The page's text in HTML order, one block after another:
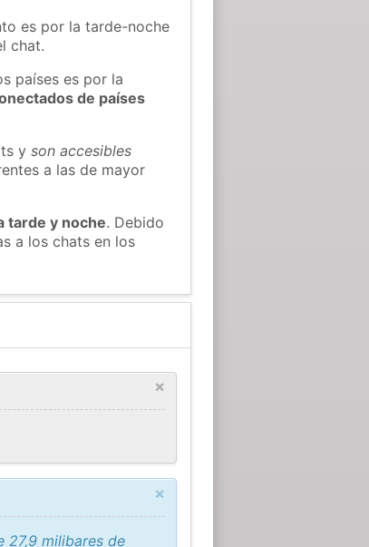
es por la tarde-noche
chat.
países es por la
de países
yson accesibles
a las de mayor
tarde y noche. Debido
a los chats en los
×
×
27,9 milibares de